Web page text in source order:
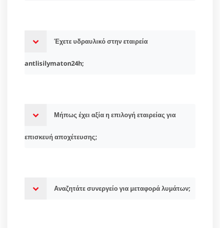
Έχετε υδραυλικό στην εταιρεία
antlisilymaton24h;
Μήπως έχει αξία η επιλογή εταιρείας για
επισκευή αποχέτευσης;
Αναζητάτε συνεργείο για μεταφορά λυμάτων;